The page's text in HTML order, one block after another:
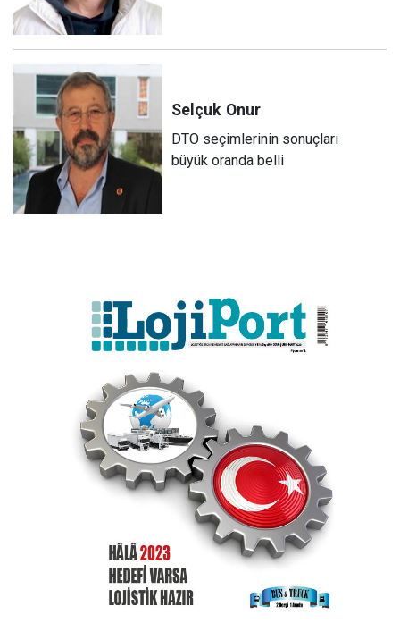
Selçuk Onur
DTO seçimlerinin sonuçları
büyük oranda belli